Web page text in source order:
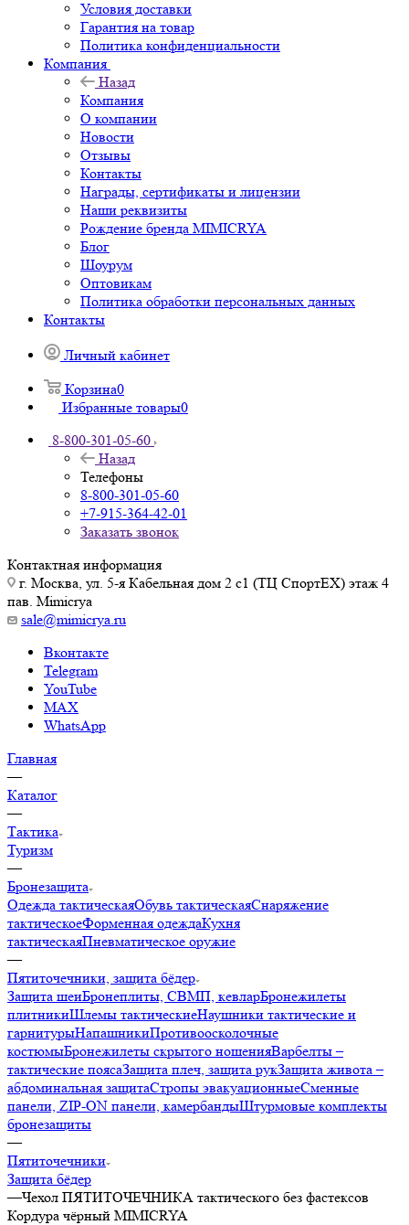
Условия доставки
Гарантия на товар
Политика конфиденциальности
Компания
Назад
Компания
О компании
Новости
Отзывы
Контакты
Награды, сертификаты и лицензии
Наши реквизиты
Рождение бренда MIMICRYA
Блог
Шоурум
Оптовикам
Политика обработки персональных данных
Контакты
Личный кабинет
Корзина0
Избранные товары0
8-800-301-05-60
Назад
Телефоны
8-800-301-05-60
+7-915-364-42-01
Заказать звонок
Контактная информация
г. Москва, ул. 5-я Кабельная дом 2 с1 (ТЦ СпортEX) этаж 4
пав. Mimicrya
sale@mimicrya.ru
Вконтакте
Telegram
YouTube
MAX
WhatsApp
Главная
—
Каталог
—
Тактика
Туризм
—
Бронезащита
Одежда тактическаяОбувь тактическаяСнаряжение
тактическоеФорменная одеждаКухня
тактическаяПневматическое оружие
—
Пятиточечники, защита бёдер
Защита шеиБронеплиты, СВМП, кевларБронежилеты
плитникиШлемы тактическиеНаушники тактические и
гарнитурыНапашникиПротивоосколочные
костюмыБронежилеты скрытого ношенияВарбелты –
тактические поясаЗащита плеч, защита рукЗащита живота –
абдоминальная защитаСтропы эвакуационныеСменные
панели, ZIP-ON панели, камербандыШтурмовые комплекты
бронезащиты
—
Пятиточечники
Защита бёдер
—Чехол ПЯТИТОЧЕЧНИКА тактического без фастексов
Кордура чёрный MIMICRYA